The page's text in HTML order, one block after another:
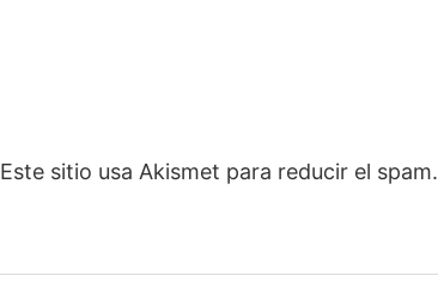
Este sitio usa Akismet para reducir el spam.